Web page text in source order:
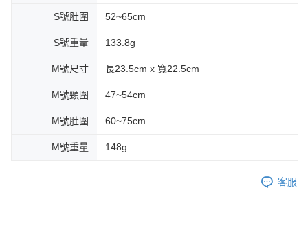
S號肚圍 52~65cm
S號重量 133.8g
M號尺寸 長23.5cm x 寬22.5cm
M號頸圍 47~54cm
M號肚圍 60~75cm
M號重量 148g
客服